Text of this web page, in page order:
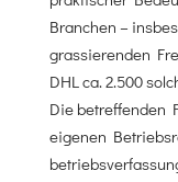
Branchen –
grassierenden
DHL ca. 2.500
Die betreffenden
eigenen